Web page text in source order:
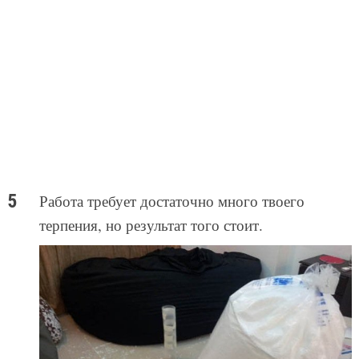
Работа требует достаточно много твоего
терпения, но результат того стоит.